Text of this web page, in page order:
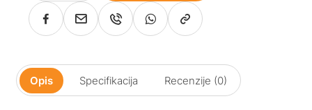
Opis Specifikacija Recenzije (0)